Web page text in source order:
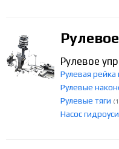
Рулевое
Рулевая рейка
Рулевые
Рулевые тяги
Насос